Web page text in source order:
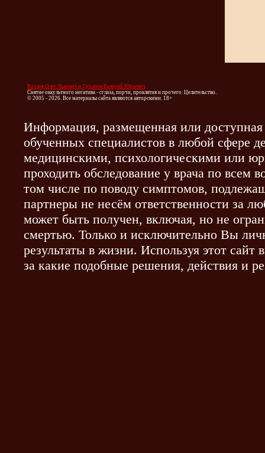
Козлов Олег Львович и Суханов Валерий Юрьевич
Снятие оккультного негатива - сглаза, порчи, проклятия и прочего. Целительство.
© 2005 - 2026. Все материалы сайта являются авторскими. 18+
Информация, размещенная или
обученных специалистов в любой сфере
медицинскими, психологическими или
проходить обследование у врача по
том числе по поводу симптомов,
партнеры не несём ответственности за
может быть получен, включая, но не
смертью. Только и исключительно Вы
результаты в жизни. Используя этот сайт
за какие подобные решения, действия и